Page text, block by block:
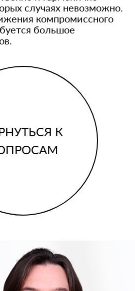
случаях невозможно.
компромиссного
большое
К